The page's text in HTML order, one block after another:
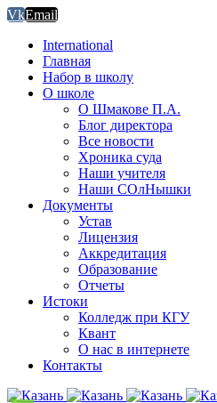
VkEmail
International
Главная
Набор в школу
О школе
О Шмакове П.А.
Блог директора
Все новости
Хроника суда
Наши учителя
Наши СОлНышки
Документы
Устав
Лицензия
Аккредитация
Образование
Отчеты
Истоки
Колледж при КГУ
Квант
О нас в интернете
Контакты